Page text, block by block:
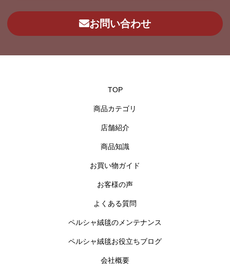
お問い合わせ
TOP
商品カテゴリ
店舗紹介
商品知識
お買い物ガイド
お客様の声
よくある質問
ペルシャ絨毯のメンテナンス
ペルシャ絨毯お役立ちブログ
会社概要